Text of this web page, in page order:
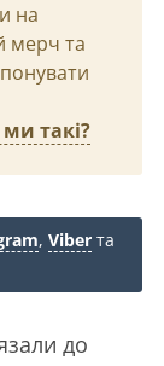
на
мерч та
такі?
, Viber та
до